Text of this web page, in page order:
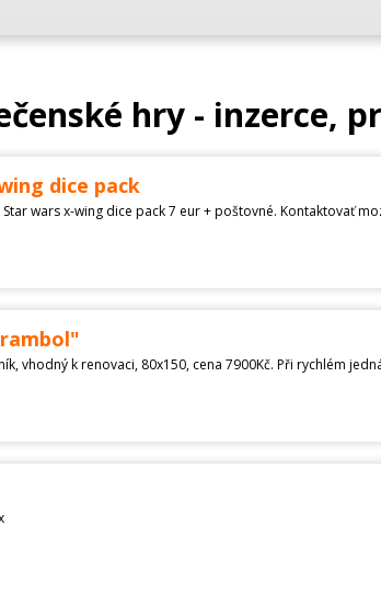
hry - inzerce,
dice pack
wars x-wing dice pack 7 eur + poštovné. Kontaktovať
vhodný k renovaci, 80x150, cena 7900Kč. Při rychlém